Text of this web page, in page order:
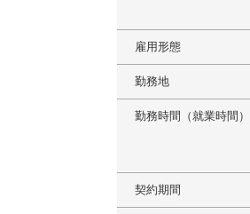
雇用形態
勤務地
勤務時間（就業時間）
契約期間